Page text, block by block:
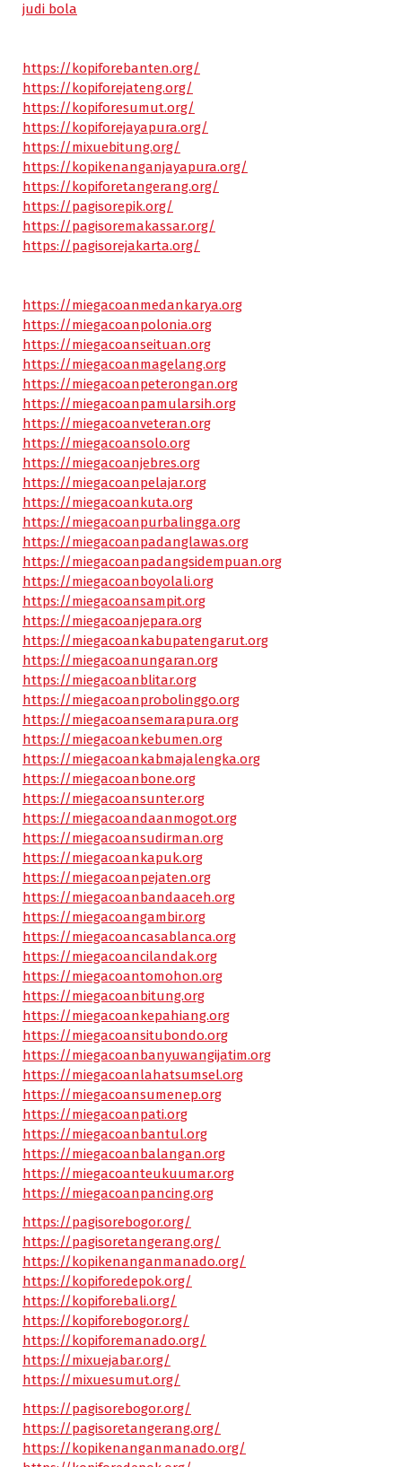
judi bola
https://kopiforebanten.org/
https://kopiforejateng.org/
https://kopiforesumut.org/
https://kopiforejayapura.org/
https://mixuebitung.org/
https://kopikenanganjayapura.org/
https://kopiforetangerang.org/
https://pagisorepik.org/
https://pagisoremakassar.org/
https://pagisorejakarta.org/
https://miegacoanmedankarya.org
https://miegacoanpolonia.org
https://miegacoanseituan.org
https://miegacoanmagelang.org
https://miegacoanpeterongan.org
https://miegacoanpamularsih.org
https://miegacoanveteran.org
https://miegacoansolo.org
https://miegacoanjebres.org
https://miegacoanpelajar.org
https://miegacoankuta.org
https://miegacoanpurbalingga.org
https://miegacoanpadanglawas.org
https://miegacoanpadangsidempuan.org
https://miegacoanboyolali.org
https://miegacoansampit.org
https://miegacoanjepara.org
https://miegacoankabupatengarut.org
https://miegacoanungaran.org
https://miegacoanblitar.org
https://miegacoanprobolinggo.org
https://miegacoansemarapura.org
https://miegacoankebumen.org
https://miegacoankabmajalengka.org
https://miegacoanbone.org
https://miegacoansunter.org
https://miegacoandaanmogot.org
https://miegacoansudirman.org
https://miegacoankapuk.org
https://miegacoanpejaten.org
https://miegacoanbandaaceh.org
https://miegacoangambir.org
https://miegacoancasablanca.org
https://miegacoancilandak.org
https://miegacoantomohon.org
https://miegacoanbitung.org
https://miegacoankepahiang.org
https://miegacoansitubondo.org
https://miegacoanbanyuwangijatim.org
https://miegacoanlahatsumsel.org
https://miegacoansumenep.org
https://miegacoanpati.org
https://miegacoanbantul.org
https://miegacoanbalangan.org
https://miegacoanteukuumar.org
https://miegacoanpancing.org
https://pagisorebogor.org/
https://pagisoretangerang.org/
https://kopikenanganmanado.org/
https://kopiforedepok.org/
https://kopiforebali.org/
https://kopiforebogor.org/
https://kopiforemanado.org/
https://mixuejabar.org/
https://mixuesumut.org/
https://pagisorebogor.org/
https://pagisoretangerang.org/
https://kopikenanganmanado.org/